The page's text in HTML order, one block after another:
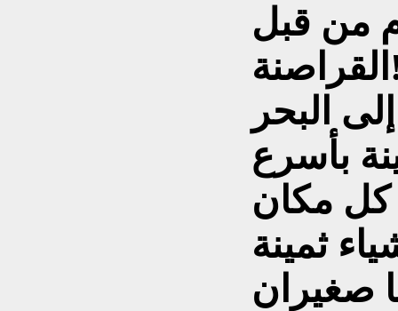
من قبل
البحر
بأسرع
كل مكان
صغيران